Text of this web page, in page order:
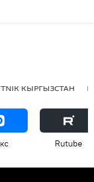
КЫРГЫЗСТАН
Rutube